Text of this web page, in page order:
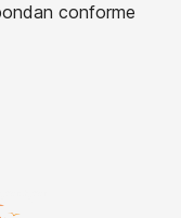
conforme